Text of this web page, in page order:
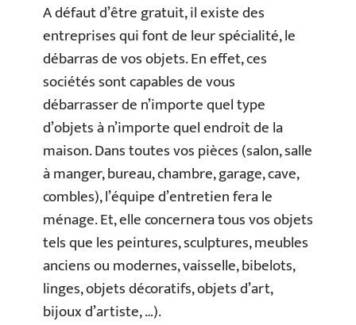
A défaut d’être gratuit, il existe des
entreprises qui font de leur spécialité, le
débarras de vos objets. En effet, ces
sociétés sont capables de vous
débarrasser de n’importe quel type
d’objets à n’importe quel endroit de la
maison. Dans toutes vos pièces (salon, salle
à manger, bureau, chambre, garage, cave,
combles), l’équipe d’entretien fera le
ménage. Et, elle concernera tous vos objets
tels que les peintures, sculptures, meubles
anciens ou modernes, vaisselle, bibelots,
linges, objets décoratifs, objets d’art,
bijoux d’artiste, …).